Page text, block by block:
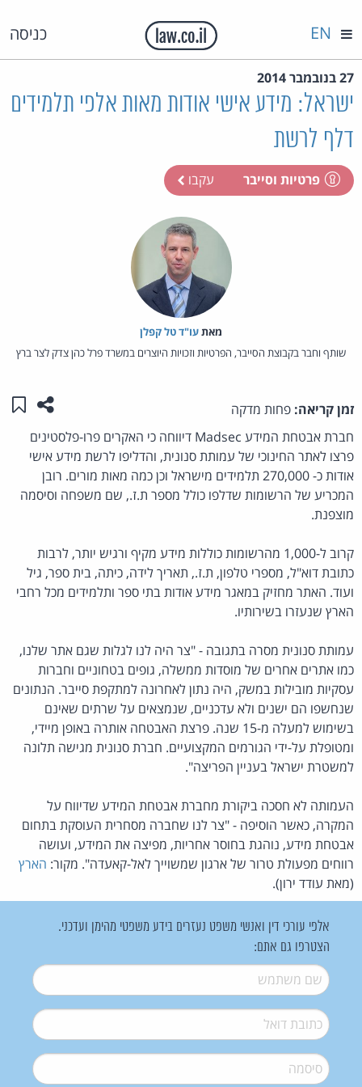
כניסה EN
27 בנובמבר 2014
ישראל: מידע אישי אודות מאות אלפי תלמידים
דלף לרשת
פרטיות וסייבר עקבו
מאת‏עו"ד טל קפלן
שותף וחבר בקבוצת הסייבר, הפרטיות וזכויות היוצרים במשרד פרל כהן צדק לצר ברץ
זמן קריאה: פחות מדקה שתפו
חברת אבטחת המידע Madsec דיווחה כי האקרים פרו-פלסטינים
פרצו לאתר החינוכי של עמותת סנונית, והדליפו לרשת מידע אישי
אודות כ- 270,000 תלמידים מישראל וכן כמה מאות מורים. רובן
המכריע של הרשומות שדלפו כולל מספר ת.ז., שם משפחה וסיסמה
מוצפנת.
קרוב ל-1,000 מהרשומות כוללות מידע מקיף ורגיש יותר, לרבות
כתובת דוא"ל, מספרי טלפון, ת.ז., תאריך לידה, כיתה, בית ספר, גיל
ועוד. האתר מחזיק במאגר מידע אודות בתי ספר ותלמידים מכל רחבי
הארץ שנעזרו בשירותיו.
עמותת סנונית מסרה בתגובה - "צר היה לנו לגלות שגם אתר שלנו,
כמו אתרים אחרים של מוסדות ממשלה, גופים בטחוניים וחברות
עסקיות מובילות במשק, היה נתון לאחרונה למתקפת סייבר. הנתונים
שנחשפו הם ישנים ולא עדכניים, שנמצאים על שרתים שאינם
בשימוש למעלה מ-15 שנה. פרצת האבטחה אותרה באופן מיידי,
ומטופלת על-ידי הגורמים המקצועיים. חברת סנונית מגישה תלונה
למשטרת ישראל בעניין הפריצה".
העמותה לא חסכה ביקורת מחברת אבטחת המידע שדיווח על
המקרה, כאשר הוסיפה - "צר לנו שחברה מסחרית העוסקת בתחום
אבטחת מידע, נוהגת בחוסר אחריות, מפיצה את המידע, ועושה
רווחים מפעולת טרור של ארגון שמשוייך לאל-קאעדה". מקור: הארץ
(מאת עודד ירון).
אלפי עורכי דין ואנשי משפט נעזרים בידע משפטי מהימן ועדכני.
הצטרפו גם אתם:
שם משתמש*
דואל*
סיסמה*